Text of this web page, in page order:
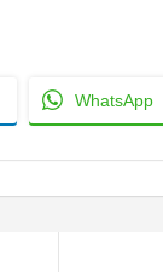
WhatsApp